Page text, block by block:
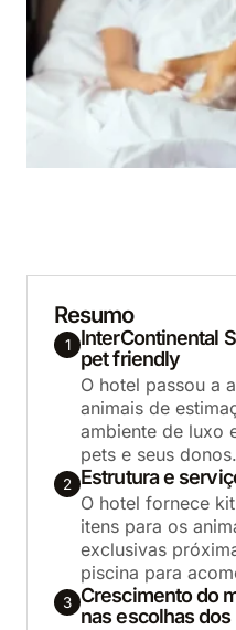
Resumo
1
InterContinental
pet friendly
O hotel passou a
animais de
ambiente de luxo
pets e seus donos.
2 Estrutura e
O hotel fornece
itens para os
exclusivas
piscina para
3 Crescimento do
nas escolhas